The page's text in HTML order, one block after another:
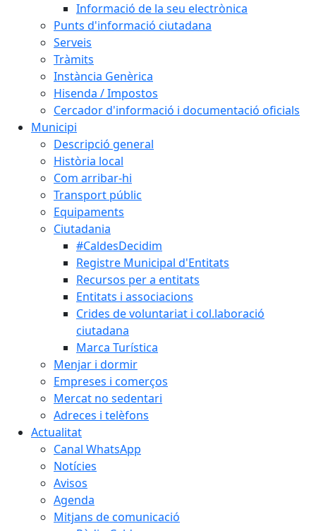
Informació de la seu electrònica
Punts d'informació ciutadana
Serveis
Tràmits
Instància Genèrica
Hisenda / Impostos
Cercador d'informació i documentació oficials
Municipi
Descripció general
Història local
Com arribar-hi
Transport públic
Equipaments
Ciutadania
#CaldesDecidim
Registre Municipal d'Entitats
Recursos per a entitats
Entitats i associacions
Crides de voluntariat i col.laboració
ciutadana
Marca Turística
Menjar i dormir
Empreses i comerços
Mercat no sedentari
Adreces i telèfons
Actualitat
Canal WhatsApp
Notícies
Avisos
Agenda
Mitjans de comunicació